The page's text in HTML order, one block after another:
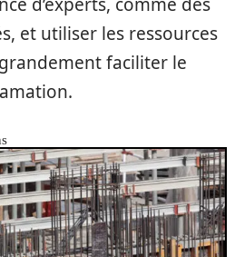
et utiliser les ressources
faciliter le